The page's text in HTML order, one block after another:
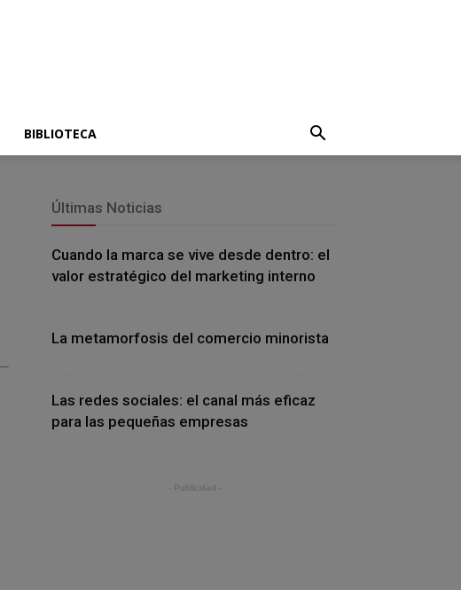
BIBLIOTECA
Últimas Noticias
Cuando la marca se vive desde dentro: el
valor estratégico del marketing interno
La metamorfosis del comercio minorista
Las redes sociales: el canal más eficaz
para las pequeñas empresas
- Publicidad -